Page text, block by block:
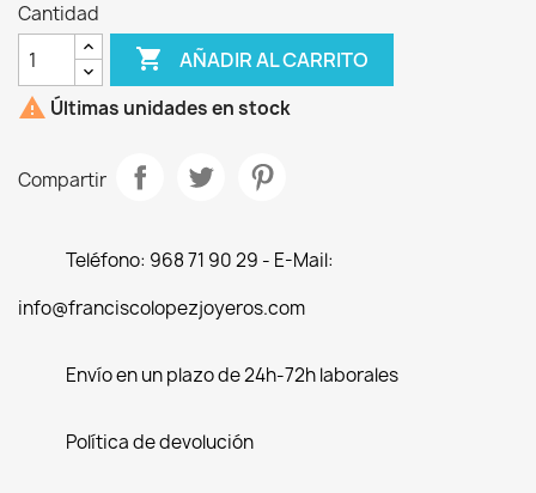
Cantidad
 AÑADIR AL CARRITO
 Últimas unidades en stock
Compartir
Teléfono: 968 71 90 29 - E-Mail:
info@franciscolopezjoyeros.com
Envío en un plazo de 24h-72h laborales
Política de devolución